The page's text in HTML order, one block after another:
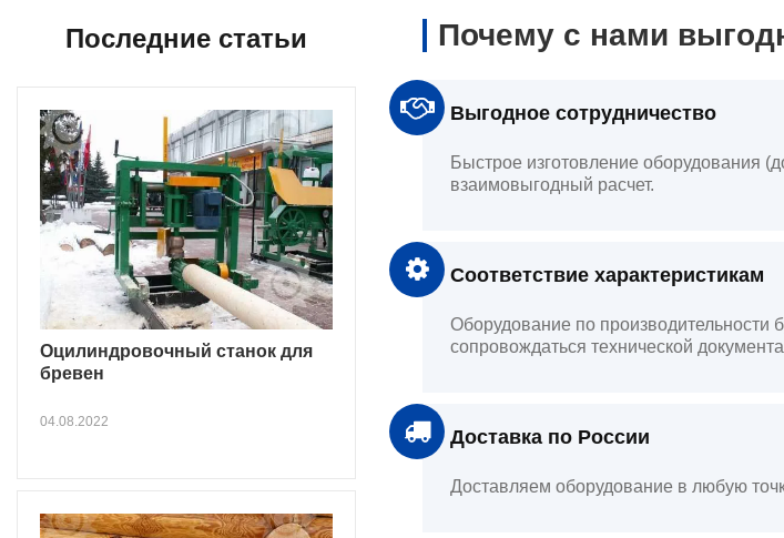
Последние статьи
Оцилиндровочный станок для
бревен
04.08.2022
Почему с нами
Выгодное сотрудничество
Быстрое изготовление оборудования
взаимовыгодный расчет.
Соответствие характеристикам
Оборудование по производительности
сопровождаться технической
Доставка по России
Доставляем оборудование в любую